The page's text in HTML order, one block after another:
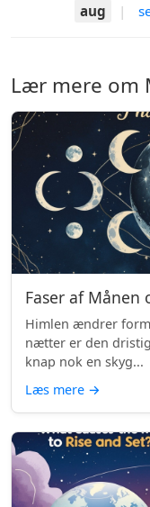
aug
|
Lær mere om
Faser af Månen
Himlen ændrer
nætter er den
knap nok en skyg...
Læs mere →